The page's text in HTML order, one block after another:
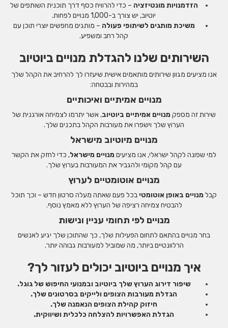
הזדמנויות מונטיזציה – כדי להרוויח כסף דרך תוכנית השותפים של
יוטיוב, יש צורך ב-1,000 מנויים לפחות.
משיכת מותגים לשיתופי פעולה – מותגים מחפשים יוצרי תוכן עם
קהל רחב ומשפיע.
השירותים שלנו להגדלת מנויים ביוטיוב
אנו מציעים מגוון שירותים מותאמים אישית שיעזרו לך להרחיב את הקהל שלך
במהירות ובבטחה:
מנויים אמיתיים ואיכותיים
שירות זה מספק מנויים אמיתיים ביוטיוב, אשר יתרמו לצמיחה אורגנית של
הערוץ שלך וישפרו את מעורבות הקהל בתכנים שלך.
מנויים מיוטיוב מישראל
למי שפונה לקהל ישראלי, אנו מציעים מנויים מישראל, כדי לחזק את הקשר
עם קהל מקומי ולהגביר את המעורבות בערוץ שלך.
מנויים אוטומטיים לערוץ
קבל מנויים באופן אוטומטי בכל פעם שאתה מעלה סרטון חדש – וכך תוכל
להבטיח צמיחה רציפה של הערוץ ללא מאמץ נוסף.
מנויים לפי תחומי עניין ונישות
בחר מנויים בהתאם לתחום הפעילות שלך, כך שהתוכן שלך יגיע לאנשים
הרלוונטיים ביותר, מה שמוביל למעורבות גבוהה יותר.
איך מנויים ביוטיוב יכולים לעזור לך?
שיפור דירוג הערוץ שלך ביוטיוב ובמנועי החיפוש של גוגל.
הגדלת מעורבות הצופים ולייקים בסרטונים שלך.
חיזוק קהילת הצופים הנאמנה שלך.
הגדלת האפשרויות להצלחה כלכלית ושיווקית.